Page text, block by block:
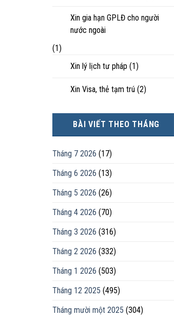
Xin gia hạn GPLĐ cho người
nước ngoài
(1)
Xin lý lịch tư pháp (1)
Xin Visa, thẻ tạm trú (2)
BÀI VIẾT THEO THÁNG
Tháng 7 2026 (17)
Tháng 6 2026 (13)
Tháng 5 2026 (26)
Tháng 4 2026 (70)
Tháng 3 2026 (316)
Tháng 2 2026 (332)
Tháng 1 2026 (503)
Tháng 12 2025 (495)
Tháng mười một 2025 (304)